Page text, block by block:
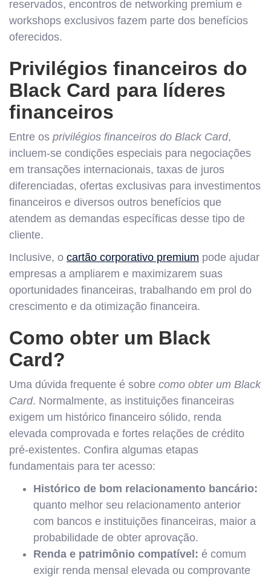
reservados, encontros de networking premium e
workshops exclusivos fazem parte dos benefícios
oferecidos.
Privilégios financeiros do
Black Card para líderes
financeiros
Entre os privilégios financeiros do Black Card,
incluem-se condições especiais para negociações
em transações internacionais, taxas de juros
diferenciadas, ofertas exclusivas para investimentos
financeiros e diversos outros benefícios que
atendem as demandas específicas desse tipo de
cliente.
Inclusive, o cartão corporativo premium pode ajudar
empresas a ampliarem e maximizarem suas
oportunidades financeiras, trabalhando em prol do
crescimento e da otimização financeira.
Como obter um Black
Card?
Uma dúvida frequente é sobre como obter um Black
Card. Normalmente, as instituições financeiras
exigem um histórico financeiro sólido, renda
elevada comprovada e fortes relações de crédito
pré-existentes. Confira algumas etapas
fundamentais para ter acesso:
Histórico de bom relacionamento bancário:
quanto melhor seu relacionamento anterior
com bancos e instituições financeiras, maior a
probabilidade de obter aprovação.
Renda e patrimônio compatível: é comum
exigir renda mensal elevada ou comprovante